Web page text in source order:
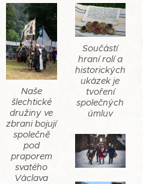
Naše
šlechtické
družiny ve
zbrani bojují
společně
pod
praporem
svatého
Václava
Součástí
hraní rolí a
historických
ukázek je
tvoření
společných
úmluv